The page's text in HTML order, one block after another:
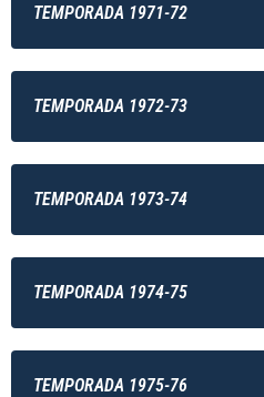
TEMPORADA 1971-72
TEMPORADA 1972-73
TEMPORADA 1973-74
TEMPORADA 1974-75
TEMPORADA 1975-76